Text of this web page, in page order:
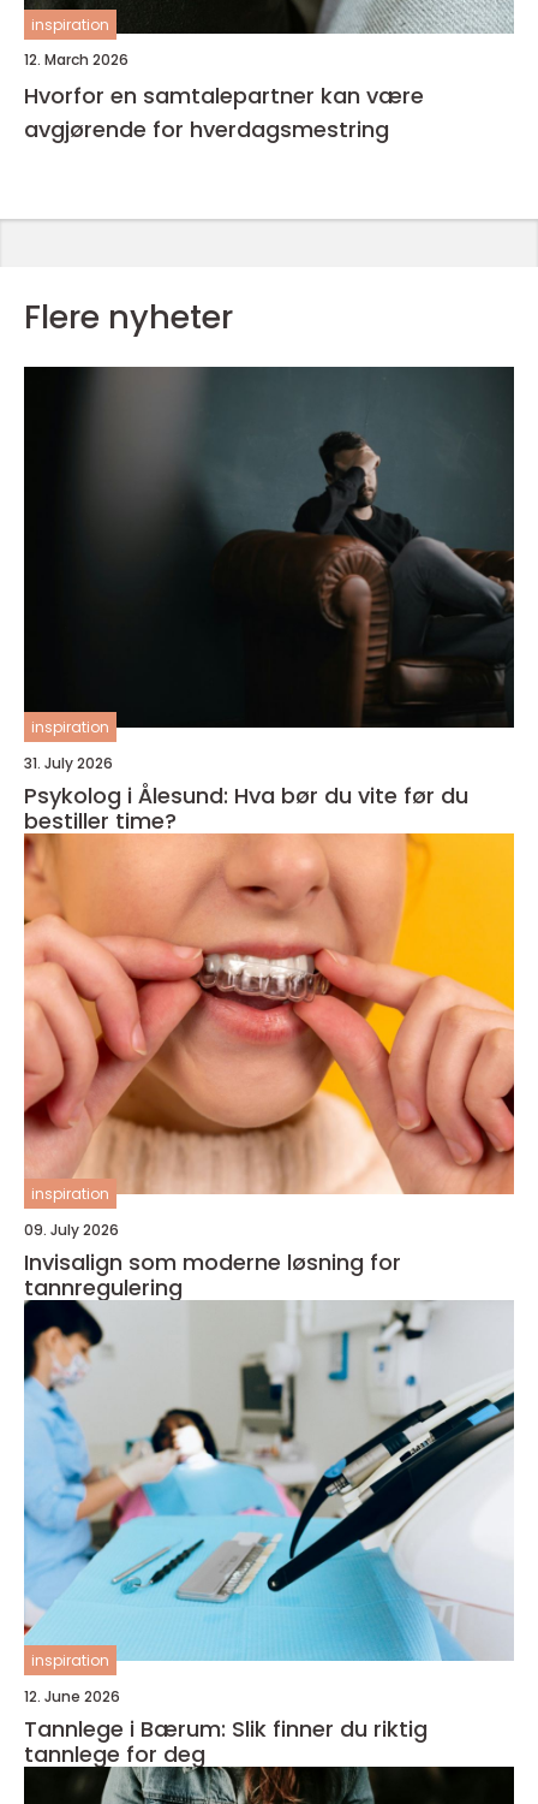
inspiration
12. March 2026
Hvorfor en samtalepartner kan være
avgjørende for hverdagsmestring
Flere nyheter
inspiration
31. July 2026
Psykolog i Ålesund: Hva bør du vite før du
bestiller time?
inspiration
09. July 2026
Invisalign som moderne løsning for
tannregulering
inspiration
12. June 2026
Tannlege i Bærum: Slik finner du riktig
tannlege for deg